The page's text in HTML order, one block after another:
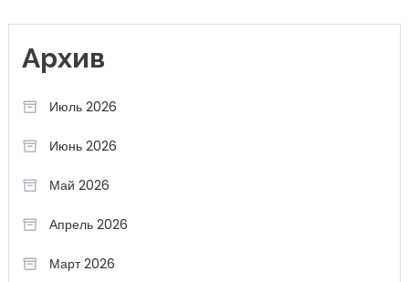
Архив
Июль 2026
Июнь 2026
Май 2026
Апрель 2026
Март 2026